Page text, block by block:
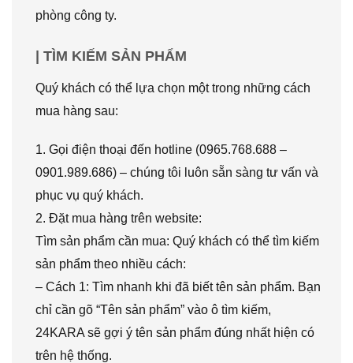
phòng công ty.
| TÌM KIẾM SẢN PHẨM
Quý khách có thể lựa chọn một trong những cách
mua hàng sau:
1. Gọi điện thoại đến hotline (0965.768.688 –
0901.989.686) – chúng tôi luôn sẵn sàng tư vấn và
phục vụ quý khách.
2. Đặt mua hàng trên website:
Tìm sản phẩm cần mua: Quý khách có thể tìm kiếm
sản phẩm theo nhiều cách:
– Cách 1: Tìm nhanh khi đã biết tên sản phẩm. Bạn
chỉ cần gõ “Tên sản phẩm” vào ô tìm kiếm,
24KARA sẽ gợi ý tên sản phẩm đúng nhất hiện có
trên hệ thống.